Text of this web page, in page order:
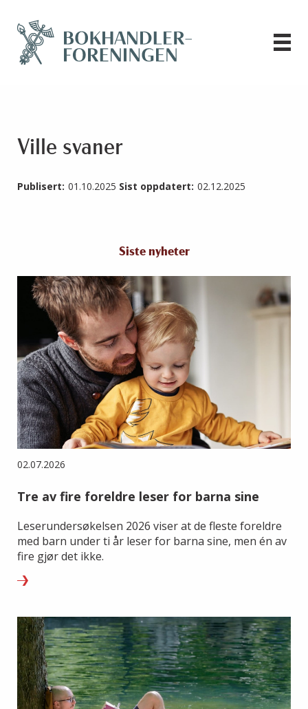
Ville svaner
Publisert: 01.10.2025 Sist oppdatert: 02.12.2025
Siste nyheter
02.07.2026
Tre av fire foreldre leser for barna sine
Leserundersøkelsen 2026 viser at de fleste foreldre
med barn under ti år leser for barna sine, men én av
fire gjør det ikke.